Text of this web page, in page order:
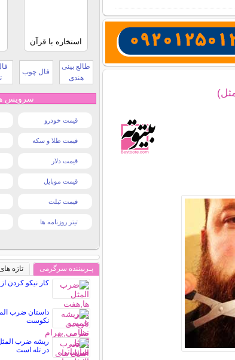
استخاره با قرآن
طالع بینی
هندی
فال چوب
سرویس
قیمت خودرو
قیمت طلا و سکه
قیمت دلار
قیمت موبایل
قیمت تبلت
تیتر روزنامه ها
پـربیننده سرگرمی
تازه
کار نیکو کردن
داستان ضرب
نكوست
ریشه ضرب
در تله است